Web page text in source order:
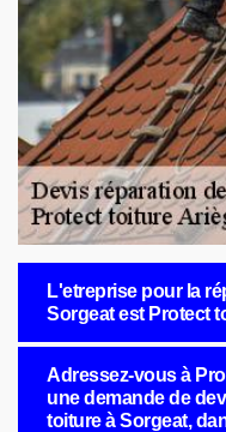
L'etreprise pour la
Sorgeat est Protect
Adressez-vous à
une demande de
toiture à Sorgeat,